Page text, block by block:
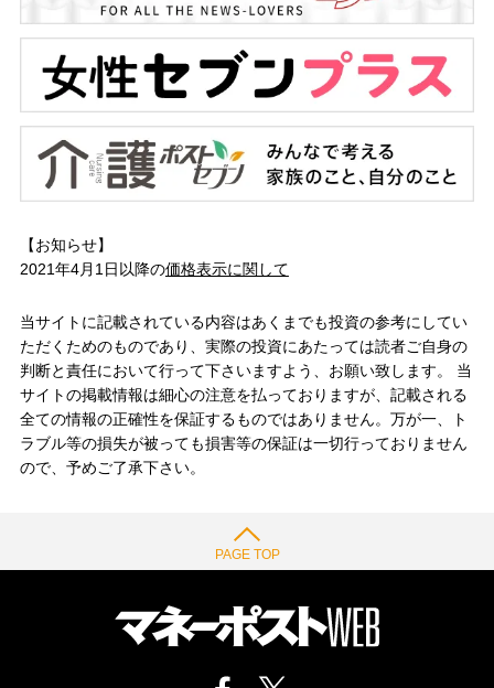
【お知らせ】
2021年4月1日以降の価格表示に関して
当サイトに記載されている内容はあくまでも投資の参考にしてい
ただくためのものであり、実際の投資にあたっては読者ご自身の
判断と責任において行って下さいますよう、お願い致します。 当
サイトの掲載情報は細心の注意を払っておりますが、記載される
全ての情報の正確性を保証するものではありません。万が一、ト
ラブル等の損失が被っても損害等の保証は一切行っておりません
ので、予めご了承下さい。
PAGE TOP